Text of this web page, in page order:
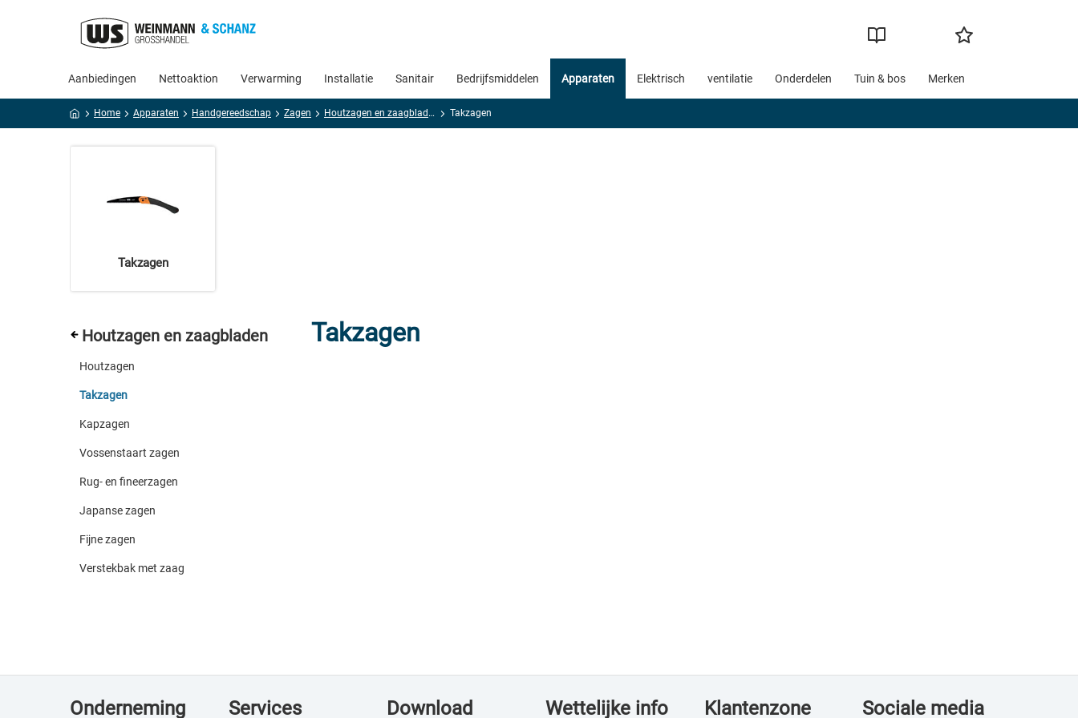
Aanbiedingen Nettoaktion Verwarming Installatie Sanitair Bedrijfsmiddelen Apparaten Elektrisch ventilatie Onderdelen Tuin & bos Merken
Home Apparaten Handgereedschap Zagen Houtzagen en zaagbladen Takzagen
Takzagen
Houtzagen en zaagbladen
Houtzagen
Takzagen
Kapzagen
Vossenstaart zagen
Rug- en fineerzagen
Japanse zagen
Fijne zagen
Verstekbak met zaag
Takzagen
Onderneming Services Download Wettelijke info Klantenzone Sociale media